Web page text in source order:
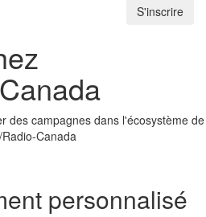
S'inscrire
des campagnes dans l'écosystème de
Canada
personnalisé